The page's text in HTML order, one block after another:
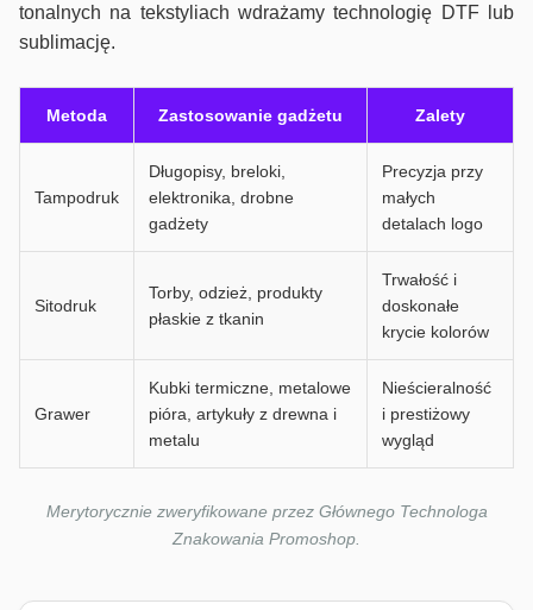
tonalnych na tekstyliach wdrażamy technologię DTF lub
sublimację.
Metoda Zastosowanie gadżetu Zalety
Tampodruk
Długopisy, breloki,
elektronika, drobne
gadżety
Precyzja przy
małych
detalach logo
Sitodruk
Torby, odzież, produkty
płaskie z tkanin
Trwałość i
doskonałe
krycie kolorów
Grawer
Kubki termiczne, metalowe
pióra, artykuły z drewna i
metalu
Nieścieralność
i prestiżowy
wygląd
Merytorycznie zweryfikowane przez Głównego Technologa
Znakowania Promoshop.